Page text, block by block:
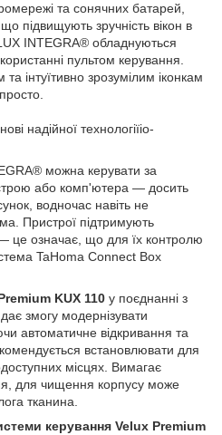
та сонячних батарей,
підвищують зручність вікон в
INTEGRA® обладнуються
пультом керування.
інтуїтивно зрозумілим іконкам
надійної технологіїio-
можна керувати за
або комп'ютера — досить
водночас навіть не
Пристрої підтримують
це означає, що для їх контролю
TaHoma Connect Box
KUX 110 у поєднанні з
змогу модернізувати
автоматичне відкривання та
встановлювати для
місцях. Вимагає
для чищення корпусу може
тканина.
керування Velux Premium